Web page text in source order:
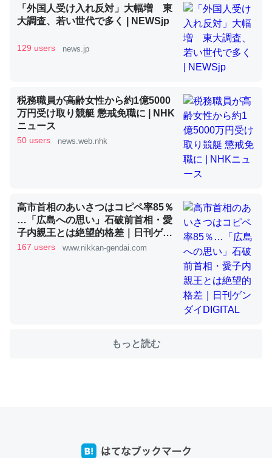
利だから両方が拮抗してるのでは」とあって面白い。海に
いる鋏角類（カブトガニ・ウミグモ）はカルシウムを使わ
ずキチンを強化してる筈だが、酵素が違うのか？
─ニュース :: 【研究発表】昆虫学の大問題＝「昆虫はなぜ海にいな
これを元に考えるとカルシウムを大量に使う脊椎動物と貝
類は苦労してるんだな…。腹足類だと殻を無くしてナメク
─ニュース :: 【研究発表】昆虫学の大問題＝「昆虫はなぜ海にいな
「外国人受け入れ反対」大幅増 東
大調査、若い世代で多く | NEWSjp
129 users news.jp
税務職員が高齢女性から約1億5000
万円受け取り競艇 懲戒免職に | NHK
ニュース
50 users news.web.nhk
高市首相のあいさつはコピペ率85％
…「広島への思い」石破前首相・愛
子内親王とは絶望的格差｜日刊ゲン
ダイDIGITAL
167 users www.nikkan-gendai.com
もっと読む